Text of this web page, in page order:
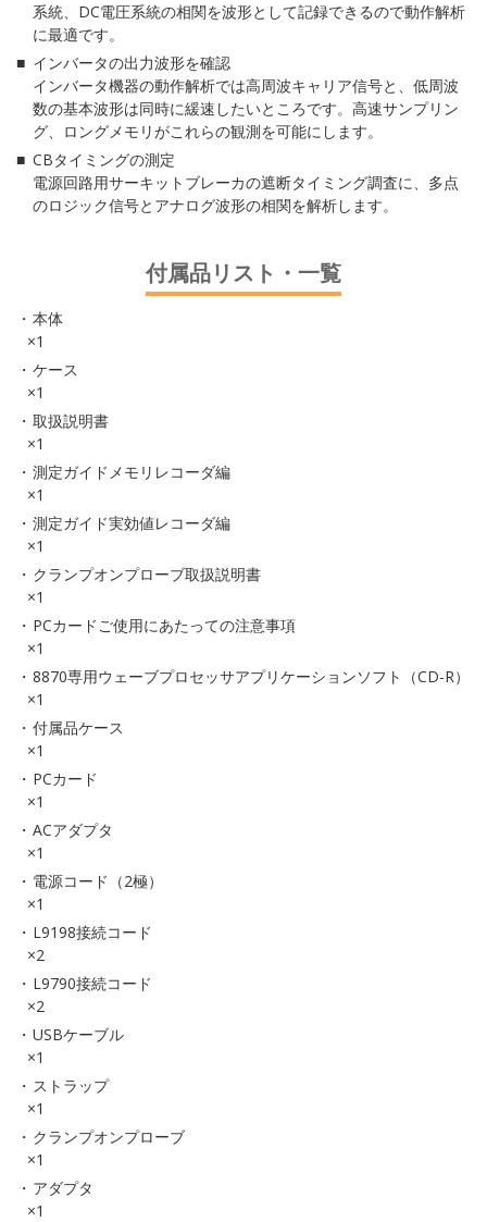
系統、DC電圧系統の相関を波形として記録できるので動作解析
に最適です。
インバータの出力波形を確認
インバータ機器の動作解析では高周波キャリア信号と、低周波
数の基本波形は同時に緩速したいところです。高速サンプリン
グ、ロングメモリがこれらの観測を可能にします。
CBタイミングの測定
電源回路用サーキットブレーカの遮断タイミング調査に、多点
のロジック信号とアナログ波形の相関を解析します。
付属品リスト・一覧
本体
×1
ケース
×1
取扱説明書
×1
測定ガイドメモリレコーダ編
×1
測定ガイド実効値レコーダ編
×1
クランプオンプローブ取扱説明書
×1
PCカードご使用にあたっての注意事項
×1
8870専用ウェーブプロセッサアプリケーションソフト（CD-R）
×1
付属品ケース
×1
PCカード
×1
ACアダプタ
×1
電源コード（2極）
×1
L9198接続コード
×2
L9790接続コード
×2
USBケーブル
×1
ストラップ
×1
クランプオンプローブ
×1
アダプタ
×1